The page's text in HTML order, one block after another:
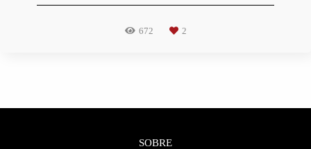
672 2
SOBRE